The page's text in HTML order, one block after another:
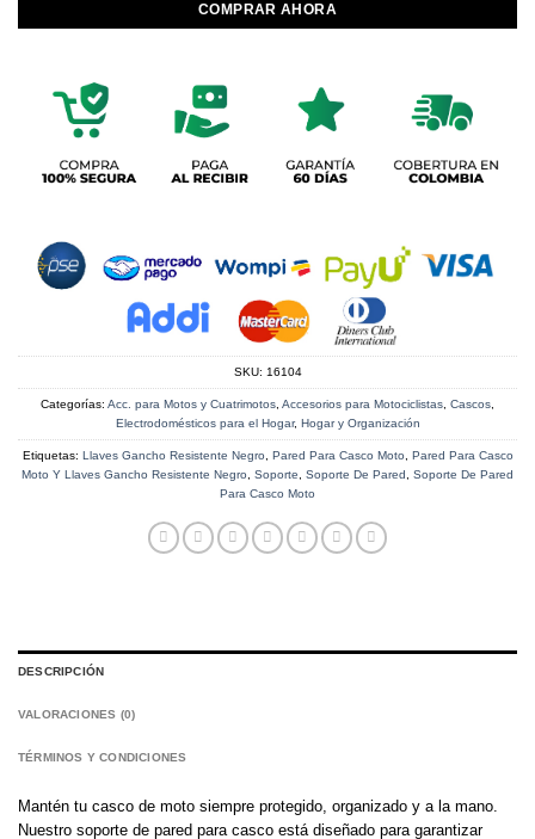
COMPRAR AHORA
SKU: 16104
Categorías: Acc. para Motos y Cuatrimotos, Accesorios para Motociclistas, Cascos,
Electrodomésticos para el Hogar, Hogar y Organización
Etiquetas: Llaves Gancho Resistente Negro, Pared Para Casco Moto, Pared Para Casco
Moto Y Llaves Gancho Resistente Negro, Soporte, Soporte De Pared, Soporte De Pared
Para Casco Moto
DESCRIPCIÓN
VALORACIONES (0)
TÉRMINOS Y CONDICIONES
Mantén tu casco de moto siempre protegido, organizado y a la mano.
Nuestro soporte de pared para casco está diseñado para garantizar